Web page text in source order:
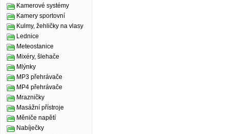
Kamerové systémy
Kamery sportovní
Kulmy, žehličky na vlasy
Lednice
Meteostanice
Mixéry, šlehače
Mlýnky
MP3 přehrávače
MP4 přehrávače
Mrazničky
Masážní přístroje
Měniče napětí
Nabíječky